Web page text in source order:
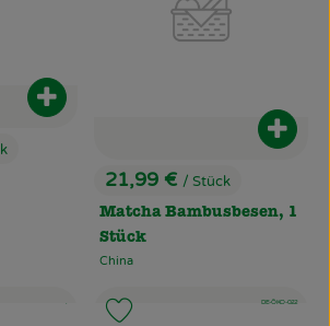
Produkt zum Warenkorb
, Preis:
21,99 € / Stück
Matcha Bambusbesen, 1
Stück
, Herkunft:
China
, Verband:
.
hinzufügen
, Kontrollstelle:
DE-ÖKO-022